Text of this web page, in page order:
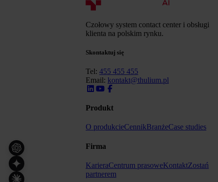
Czołowy system contact center i obsługi
klienta na polskim rynku.
Skontaktuj się
Tel: 455 455 455
Email: kontakt@thulium.pl
Produkt
O produkcieCennikBranżeCase studies
Firma
KarieraCentrum prasoweKontaktZostań
partnerem